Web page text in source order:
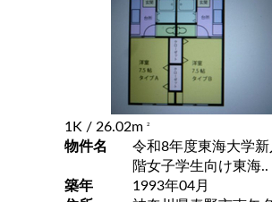
1K / 26.02m 2
物件名
令和8年度東海大学
階女子学生向け東海..
築年
1993年04月